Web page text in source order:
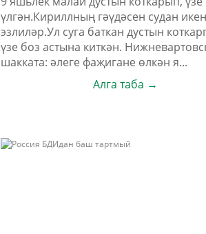
үлгән.Кириллның гәүдәсен судан
эзлиләр.Ул суга баткан дустын
үзе боз астына киткән.
шакката: әлеге фаҗигане өлкән я...
Алга таба →